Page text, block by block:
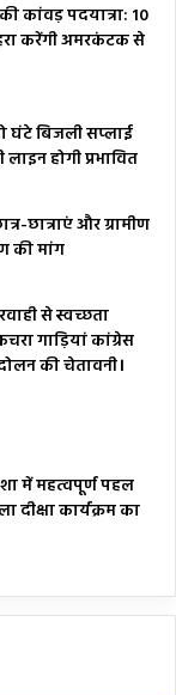
कांवड़ पदयात्रा: 10
करेंगी अमरकंटक से
घंटे बिजली सप्लाई
होगी प्रभावित
छात्राएं और ग्रामीण
की मांग
से स्वच्छता
गाड़ियां कांग्रेस
की चेतावनी।
में महत्वपूर्ण पहल
कार्यक्रम का